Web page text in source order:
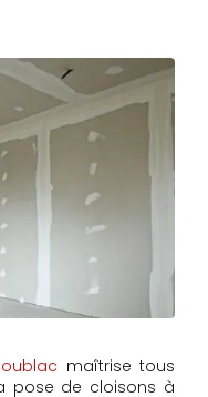
maîtrise tous
pose de cloisons à